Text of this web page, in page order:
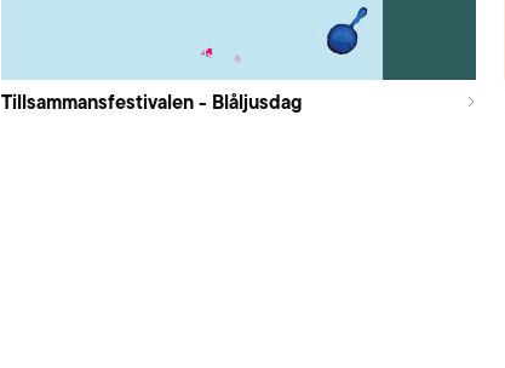
Tillsammansfestivalen - Blåljusdag